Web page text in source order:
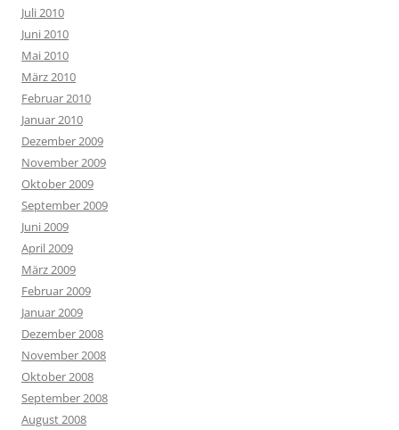
Juli 2010
Juni 2010
Mai 2010
März 2010
Februar 2010
Januar 2010
Dezember 2009
November 2009
Oktober 2009
September 2009
Juni 2009
April 2009
März 2009
Februar 2009
Januar 2009
Dezember 2008
November 2008
Oktober 2008
September 2008
August 2008